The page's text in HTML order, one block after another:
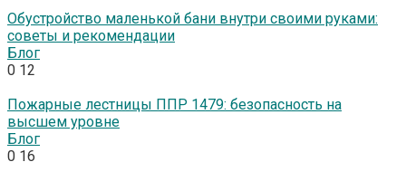
Обустройство маленькой бани внутри своими руками:
советы и рекомендации
Блог
0 12
Пожарные лестницы ППР 1479: безопасность на
высшем уровне
Блог
0 16